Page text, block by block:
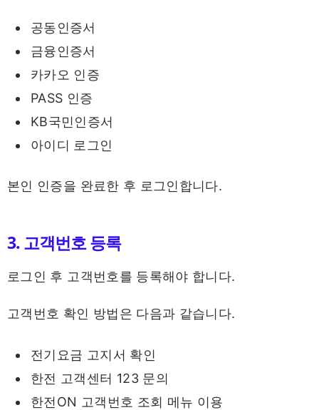
공동인증서
금융인증서
카카오 인증
PASS 인증
KB국민인증서
아이디 로그인
본인 인증을 완료한 후 로그인합니다.
3. 고객번호 등록
로그인 후 고객번호를 등록해야 합니다.
고객번호 확인 방법은 다음과 같습니다.
전기요금 고지서 확인
한전 고객센터 123 문의
한전ON 고객번호 조회 메뉴 이용